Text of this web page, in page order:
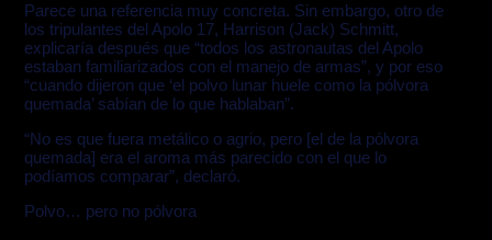
Parece una referencia muy concreta. Sin embargo, otro de
los tripulantes del Apolo 17, Harrison (Jack) Schmitt,
explicaría después que “todos los astronautas del Apolo
estaban familiarizados con el manejo de armas”, y por eso
“cuando dijeron que ‘el polvo lunar huele como la pólvora
quemada’ sabían de lo que hablaban”.
“No es que fuera metálico o agrio, pero [el de la pólvora
quemada] era el aroma más parecido con el que lo
podíamos comparar”, declaró.
Polvo… pero no pólvora